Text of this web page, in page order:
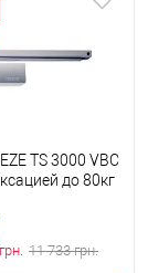
TS 3000 VBC
до 80кг
грн. 11 733грн.